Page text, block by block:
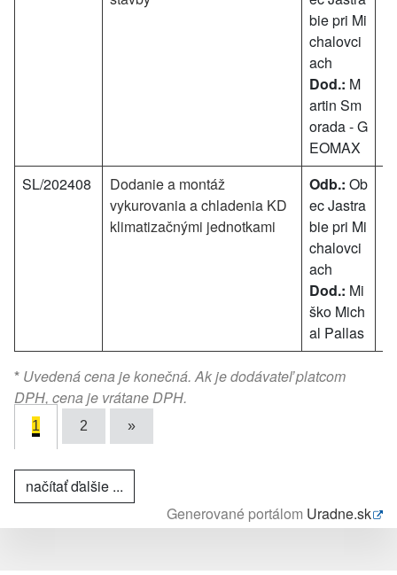
bie pri Mi
chalovci
ach
Dod.: M
artin Sm
orada - G
EOMAX
SL/202408
Dodanie a montáž
vykurovania a chladenia KD
klimatizačnými jednotkami
Odb.: Ob
ec Jastra
bie pri Mi
chalovci
ach
Dod.: Mi
ško Mich
al Pallas
* Uvedená cena je konečná. Ak je dodávateľ platcom
DPH, cena je vrátane DPH.
1 2 »
načítať ďalšie ...
Generované portálom Uradne.sk